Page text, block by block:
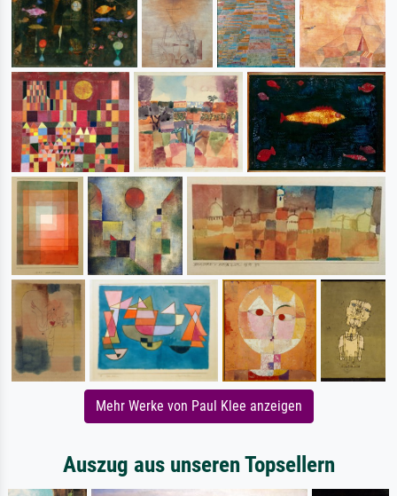
Mehr Werke von Paul Klee anzeigen
Auszug aus unseren Topsellern